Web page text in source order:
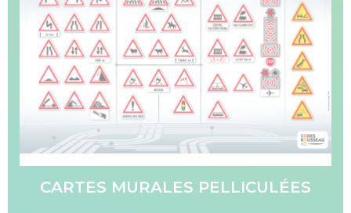
CARTES MURALES PELLICULÉES